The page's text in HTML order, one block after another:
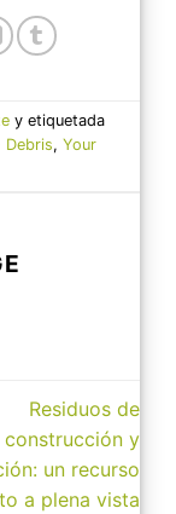
y etiquetada
Debris, Your
Residuos de
construcción y
un recurso
a plena vista